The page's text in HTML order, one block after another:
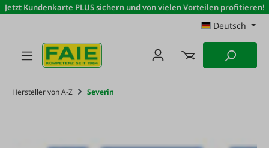
Zum Hauptinhalt springen
Jetzt Kundenkarte PLUS sichern und von vielen Vorteilen profitieren!
Deutsch
Hersteller von A-Z Severin